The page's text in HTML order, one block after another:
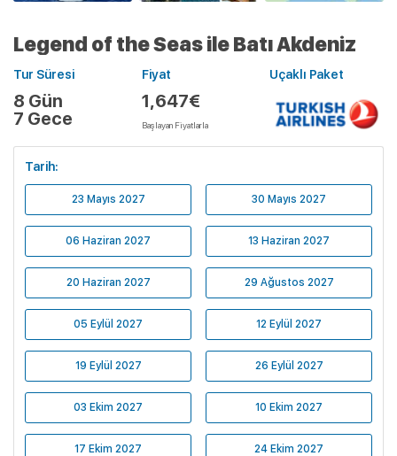
Legend of the Seas ile Batı Akdeniz
Tur Süresi
8 Gün
7 Gece
Fiyat
1,647€
Başlayan Fiyatlarla
Uçaklı Paket
Tarih:
23 Mayıs 2027 30 Mayıs 2027
06 Haziran 2027 13 Haziran 2027
20 Haziran 2027 29 Ağustos 2027
05 Eylül 2027 12 Eylül 2027
19 Eylül 2027 26 Eylül 2027
03 Ekim 2027 10 Ekim 2027
17 Ekim 2027 24 Ekim 2027